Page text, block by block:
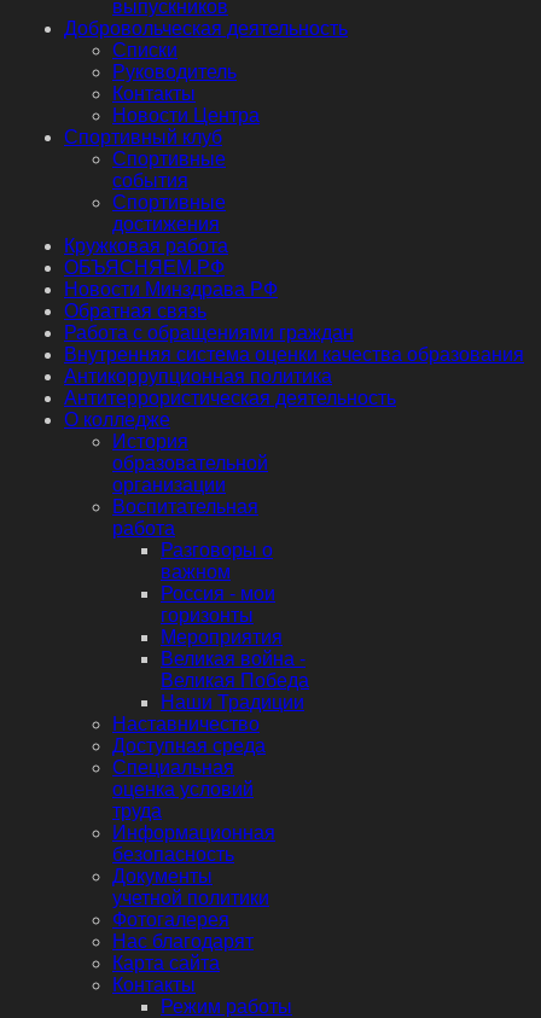
выпускников
Добровольческая деятельность
Списки
Руководитель
Контакты
Новости Центра
Спортивный клуб
Спортивные
события
Спортивные
достижения
Кружковая работа
ОБЪЯСНЯЕМ.РФ
Новости Минздрава РФ
Обратная связь
Работа с обращениями граждан
Внутренняя система оценки качества образования
Антикоррупционная политика
Антитеррористическая деятельность
О колледже
История
образовательной
организации
Воспитательная
работа
Разговоры о
важном
Россия - мои
горизонты
Мероприятия
Великая война -
Великая Победа
Наши Традиции
Наставничество
Доступная среда
Специальная
оценка условий
труда
Информационная
безопасность
Документы
учетной политики
Фотогалерея
Нас благодарят
Карта сайта
Контакты
Режим работы